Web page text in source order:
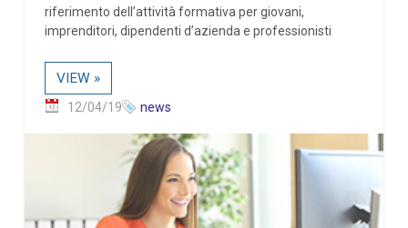
riferimento dell’attività formativa per giovani,
imprenditori, dipendenti d’azienda e professionisti
VIEW »
12/04/19 news